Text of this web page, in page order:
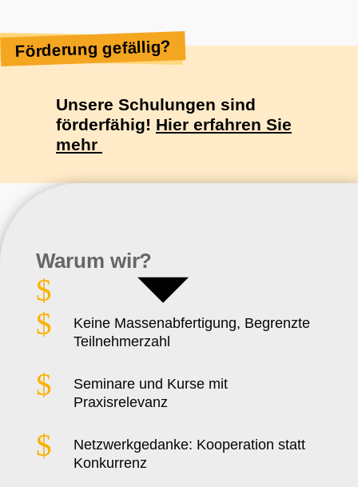
Förderung gefällig?
Unsere Schulungen sind
förderfähig! Hier erfahren Sie
mehr
Warum wir?
$
$
Keine Massenabfertigung, Begrenzte
Teilnehmerzahl
$
Seminare und Kurse mit
Praxisrelevanz
$
Netzwerkgedanke: Kooperation statt
Konkurrenz